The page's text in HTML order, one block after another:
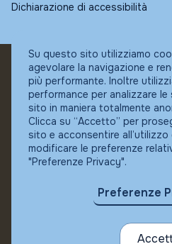
Dichiarazione di accessibilità
© Fundstore
Collocatore autorizzato:
Banca Ifigest SpA
P.Iva: 04337180485
Su questo sito utilizziamo
agevolare la navigazione e
più performante. Inoltre
performance per analizzare
sito in maniera totalmente
Clicca su “Accetto” per
sito e acconsentire all’utilizzo
modificare le preferenze
"Preferenze Privacy".
Preferenze